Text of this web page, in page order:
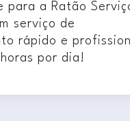
para a Ratão
serviço de
rápido e
por dia!